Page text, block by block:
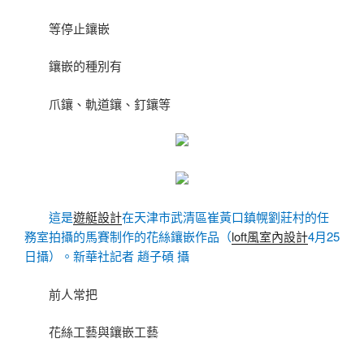
等停止鑲嵌
鑲嵌的種別有
爪鑲、軌道鑲、釘鑲等
這是遊艇設計在天津市武清區崔黃口鎮幌劉莊村的任
務室拍攝的馬賽制作的花絲鑲嵌作品（loft風室內設計4月25
日攝）。新華社記者 趙子碩 攝
前人常把
花絲工藝與鑲嵌工藝